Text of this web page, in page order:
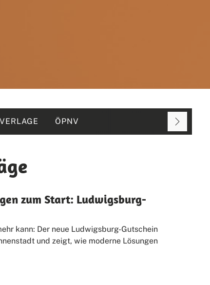
VERLAGE ÖPNV
zum Start: Ludwigsburg-
kann: Der neue Ludwigsburg-Gutschein
und zeigt, wie moderne Lösungen